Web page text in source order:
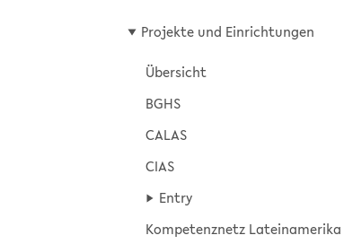
Pro­jek­te und Ein­rich­tun­gen
Über­sicht
BGHS
CALAS
CIAS
Entry
Kom­pe­tenz­netz La­tein­ame­ri­ka